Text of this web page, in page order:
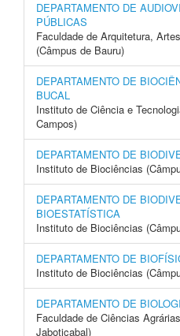
DEPARTAMENTO DE
PÚBLICAS
Faculdade de Arquitetura,
(Câmpus de Bauru)
DEPARTAMENTO DE
BUCAL
Instituto de Ciência e
Campos)
DEPARTAMENTO DE
Instituto de Biociências
DEPARTAMENTO DE
BIOESTATÍSTICA
Instituto de Biociências
DEPARTAMENTO DE
Instituto de Biociências
DEPARTAMENTO DE
Faculdade de Ciências
Jaboticabal)